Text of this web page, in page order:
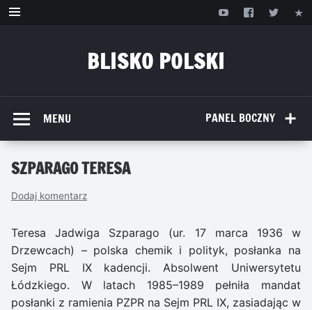
Przejdź
BLISKO POLSKI
PANEL BOCZNY
MENU
SZPARAGO TERESA
Dodaj komentarz
Teresa Jadwiga Szparago (ur. 17 marca 1936 w
Drzewcach) – polska chemik i polityk, posłanka na
Sejm PRL IX kadencji. Absolwent Uniwersytetu
Łódzkiego. W latach 1985–1989 pełniła mandat
posłanki z ramienia PZPR na Sejm PRL IX, zasiadając w